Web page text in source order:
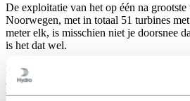
De exploitatie van het op één na
Noorwegen, met in totaal 51 turbines
meter elk, is misschien niet je doorsnee
is het dat wel.
En wanneer winter, ijs en wind bij het
aan het handhaven van de beste HSE-
veiligheid en milieu) in Tonstad.